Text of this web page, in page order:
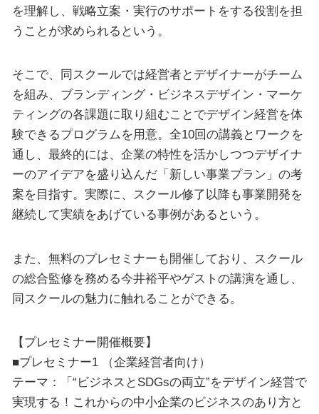
を理解し、戦略立案・実行のサポートをする役割を担
うことが求められるという。
そこで、同スクールでは経営者とデザイナーがチーム
を組み、ブランディング・ビジネスデザイン・マーケ
ティングの各課題に取り組むことでデザイン経営を体
験できるプログラムを用意。全10回の講義とワークを
通し、最終的には、企業の特性を活かしつつデザイナ
ーのアイデアを盛り込んだ「新しい事業プラン」の考
案を目指す。実際に、スクール修了以降も事業開発を
継続して実績をあげている事例があるという。
また、無料のプレセミナーも開催しており、スクール
の総合監修を務める今井裕平やゲストの講演を通し、
同スクールの魅力に触れることができる。
【プレセミナー開催概要】
■プレセミナー1 （企業経営者向け）
テーマ：「“ビジネスとSDGsの両立”をデザイン経営で
実現する！これからの中小企業のビジネスのあり方と